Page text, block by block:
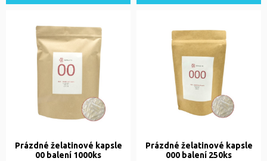
Prázdné želatinové kapsle
00 balení 1000ks
Prázdné želatinové kapsle
000 balení 250ks